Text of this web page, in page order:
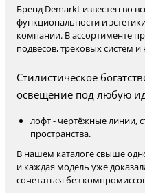
Бренд Demarkt известен во
функциональности и
компании. В ассортименте
подвесов, трековых систем
Стилистическое
освещение под любую
лофт - чертёжные линии,
пространства.
В нашем каталоге свыше
и каждая модель уже
сочетаться без